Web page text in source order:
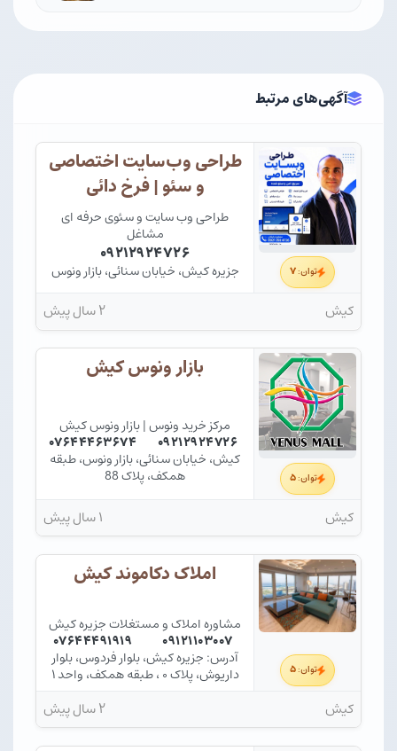
آگهی‌های مرتبط
توان:۷
طراحی وب‌سایت اختصاصی
و سئو | فرخ دائی
طراحی وب سایت و سئوی حرفه ای
مشاغل
۰۹۲۱۲۹۲۴۷۲۶
جزیره کیش، خیابان سنائی، بازار ونوس
کیش ۲ سال پیش
توان:۵
بازار ونوس کیش
مرکز خرید ونوس | بازار ونوس کیش
۰۹۲۱۲۹۲۴۷۲۶ ۰۷۶۴۴۴۶۳۶۷۴
کیش، خیابان سنائی، بازار ونوس، طبقه
همکف، پلاک 88
کیش ۱ سال پیش
توان:۵
املاک دکاموند کیش
مشاوره املاک و مستغلات جزیره کیش
۰۹۱۲۱۱۰۳۰۰۷ ۰۷۶۴۴۴۹۱۹۱۹
آدرس: جزیره کیش، بلوار فردوس، بلوار
داریوش، پلاک ۰ ، طبقه همکف، واحد ۱
کیش ۲ سال پیش